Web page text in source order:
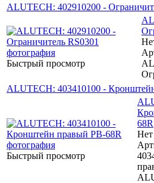
ALUTECH: 402910200 -
Быстрый просмотр
ALUTECH: 403410100 -
Быстрый просмотр
68R